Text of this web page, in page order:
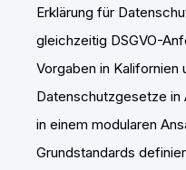
Erklärung für
gleichzeitig DSGVO-
Vorgaben in Kalifornien
Datenschutzgesetze in
in einem modularen
Grundstandards